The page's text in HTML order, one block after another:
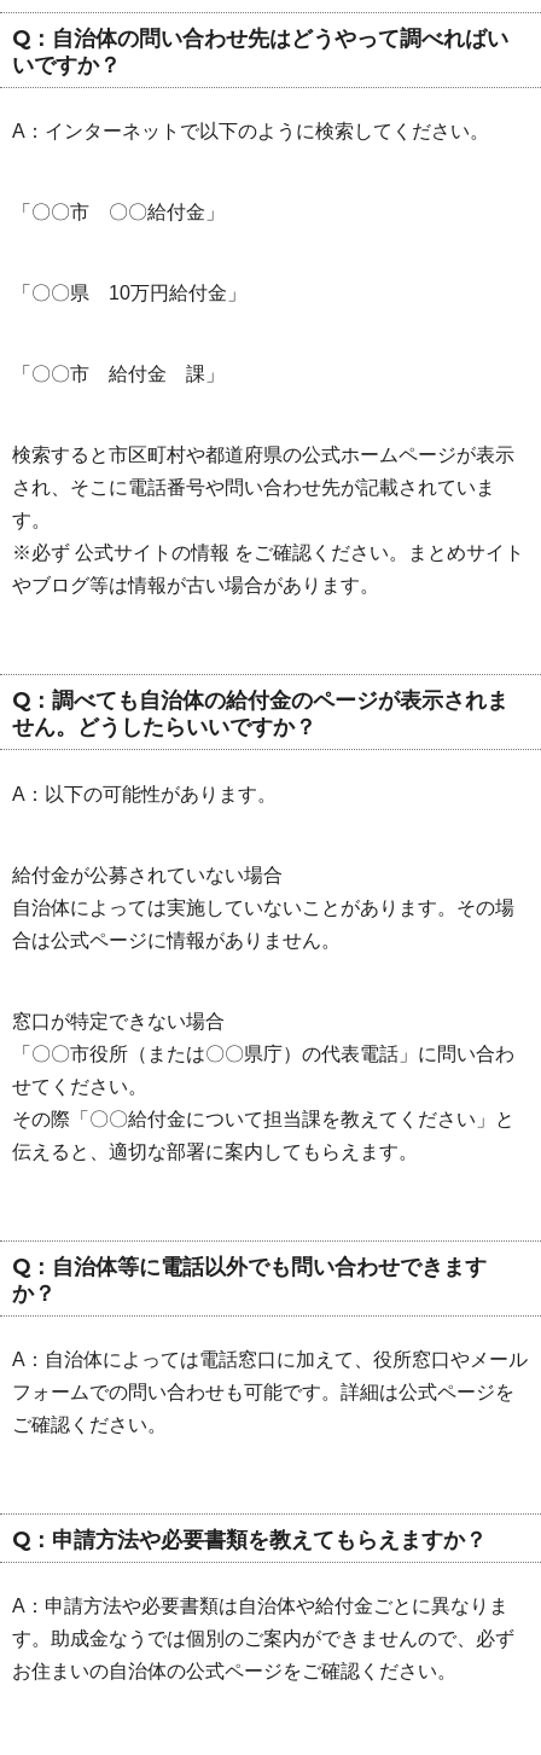
Q：自治体の問い合わせ先はどうやって調べればい
いですか？
A：インターネットで以下のように検索してください。
「〇〇市 〇〇給付金」
「〇〇県 10万円給付金」
「〇〇市 給付金 課」
検索すると市区町村や都道府県の公式ホームページが表示
され、そこに電話番号や問い合わせ先が記載されていま
す。
※必ず 公式サイトの情報 をご確認ください。まとめサイト
やブログ等は情報が古い場合があります。
Q：調べても自治体の給付金のページが表示されま
せん。どうしたらいいですか？
A：以下の可能性があります。
給付金が公募されていない場合
自治体によっては実施していないことがあります。その場
合は公式ページに情報がありません。
窓口が特定できない場合
「〇〇市役所（または〇〇県庁）の代表電話」に問い合わ
せてください。
その際「〇〇給付金について担当課を教えてください」と
伝えると、適切な部署に案内してもらえます。
Q：自治体等に電話以外でも問い合わせできます
か？
A：自治体によっては電話窓口に加えて、役所窓口やメール
フォームでの問い合わせも可能です。詳細は公式ページを
ご確認ください。
Q：申請方法や必要書類を教えてもらえますか？
A：申請方法や必要書類は自治体や給付金ごとに異なりま
す。助成金なうでは個別のご案内ができませんので、必ず
お住まいの自治体の公式ページをご確認ください。